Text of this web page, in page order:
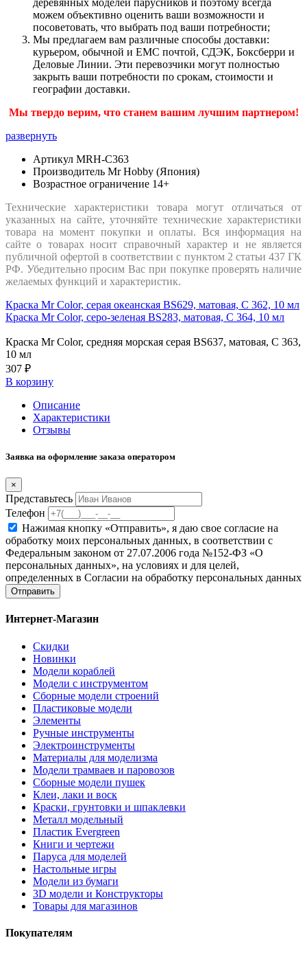
можем объективно оценить ваши возможности и
посоветовать, что выбрать под ваши потребности;
Мы предлагаем вам различные способы доставки:
курьером, обычной и ЕМС почтой, СДЭК, Боксберри и
Деловые Линии. Эти перевозчики могут полностью
закрыть ваши потребности по срокам, стоимости и
географии доставки.
Мы твердо верим, что станем вашим лучшим партнером!
развернуть
Артикул MRH-C363
Производитель Mr Hobby (Япония)
Возрастное ограничение 14+
Технические характеристики товара могут отличаться от
указанных на сайте, уточняйте технические характеристики
товара на момент покупки и оплаты. Вся информация на
сайте о товарах носит справочный характер и не является
публичной офертой в соответствии с пунктом 2 статьи 437 ГК
РФ. Убедительно просим Вас при покупке проверять наличие
желаемых функций и характеристик.
Краска Mr Color, серая океанская BS629, матовая, C 362, 10 мл
Краска Mr Color, серо-зеленая BS283, матовая, C 364, 10 мл
Краска Mr Color, средняя морская серая BS637, матовая, C 363,
10 мл
307 ₽
В корзину
Описание
Характеристики
Отзывы
Заявка на оформление заказа оператором
×
Представьтесь
Телефон
Нажимая кнопку «Отправить», я даю свое согласие на
обработку моих персональных данных, в соответствии с
Федеральным законом от 27.07.2006 года №152-ФЗ «О
персональных данных», на условиях и для целей,
определенных в Согласии на обработку персональных данных
Отправить
Интернет-Магазин
Скидки
Новинки
Модели кораблей
Модели с инструментом
Сборные модели строений
Пластиковые модели
Элементы
Ручные инструменты
Электроинструменты
Материалы для моделизма
Модели трамваев и паровозов
Сборные модели пушек
Клеи, лаки и воск
Краски, грунтовки и шпаклевки
Металл модельный
Пластик Evergreen
Книги и чертежи
Паруса для моделей
Настольные игры
Модели из бумаги
3D модели и Конструкторы
Товары для магазинов
Покупателям